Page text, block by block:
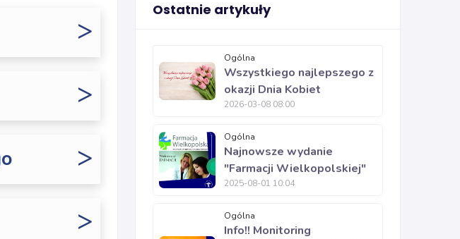
>
>
>
>
Ostatnie artykuły
Ogólna
Wszystkiego najlepszego z
okazji Dnia Kobiet
2026-03-08 08:00
Ogólna
Najnowsze wydanie
"Farmacji Wielkopolskiej"
2025-08-01 10:04
Ogólna
Info!! Monitoring